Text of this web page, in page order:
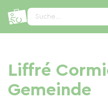
Suche...
Liffré
Gemeinde
Cookie-Einstellungen